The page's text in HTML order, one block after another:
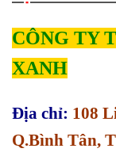
CÔNG TY
XANH
Địa chỉ: 108
Q.Bình Tân,